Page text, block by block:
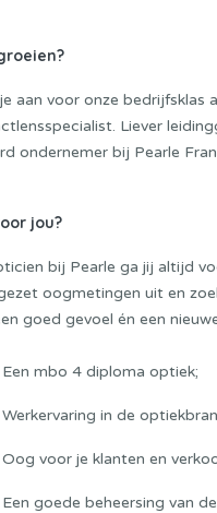
aan voor onze bedrijfsklas
Liever
ondernemer bij Pearle
jou?
bij Pearle ga jij altijd
oogmetingen uit en
goed gevoel én een
Een mbo 4 diploma optiek;
Werkervaring in de
Oog voor je klanten en
Een goede beheersing van